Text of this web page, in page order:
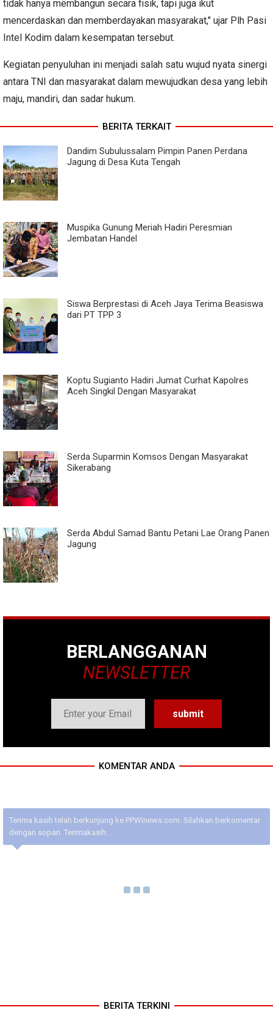
tidak hanya membangun secara fisik, tapi juga ikut
mencerdaskan dan memberdayakan masyarakat," ujar Plh Pasi
Intel Kodim dalam kesempatan tersebut.
Kegiatan penyuluhan ini menjadi salah satu wujud nyata sinergi
antara TNI dan masyarakat dalam mewujudkan desa yang lebih
maju, mandiri, dan sadar hukum.
BERITA TERKAIT
Dandim Subulussalam Pimpin Panen Perdana
Jagung di Desa Kuta Tengah
Muspika Gunung Meriah Hadiri Peresmian
Jembatan Handel
Siswa Berprestasi di Aceh Jaya Terima Beasiswa
dari PT TPP 3
Koptu Sugianto Hadiri Jumat Curhat Kapolres
Aceh Singkil Dengan Masyarakat
Serda Suparmin Komsos Dengan Masyarakat
Sikerabang
Serda Abdul Samad Bantu Petani Lae Orang Panen
Jagung
BERLANGGANAN
NEWSLETTER
KOMENTAR ANDA
Terima kasih telah berkunjung ke PPWInews.com. Silahkan berkomentar
dengan sopan. Terimakasih.
BERITA TERKINI